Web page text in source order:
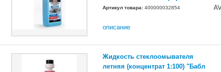
Артикул товара: 400000032854
описание
Жидкость стеклоомывателя
летняя (концентрат 1:100) "Бабл